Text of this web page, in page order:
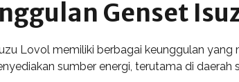
Genset
Lovol memiliki berbagai keunggulan yang
sumber energi, terutama di daerah